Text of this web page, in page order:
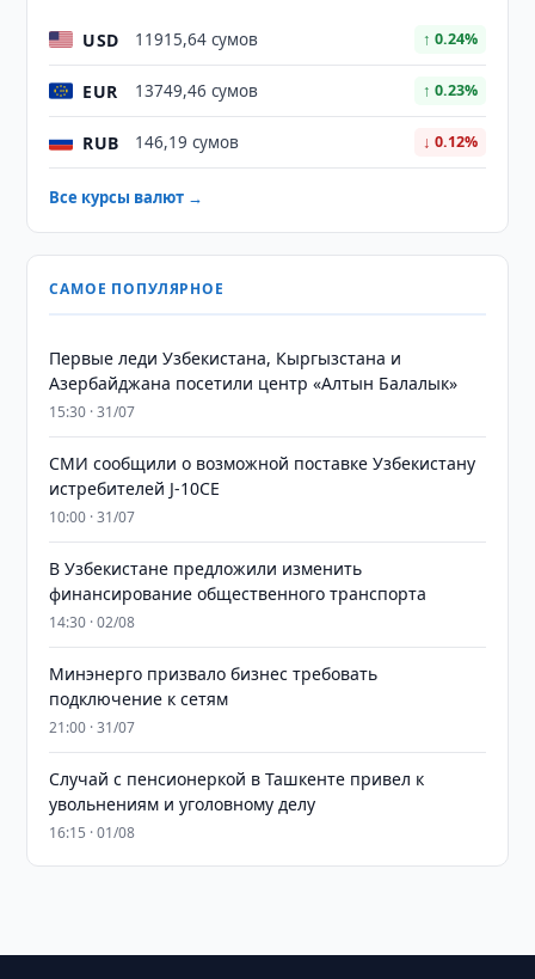
USD 11915,64 сумов ↑ 0.24%
EUR 13749,46 сумов ↑ 0.23%
RUB 146,19 сумов ↓ 0.12%
Все курсы валют →
САМОЕ ПОПУЛЯРНОЕ
Первые леди Узбекистана, Кыргызстана и
Азербайджана посетили центр «Алтын Балалык»
15:30 · 31/07
СМИ сообщили о возможной поставке Узбекистану
истребителей J-10CE
10:00 · 31/07
В Узбекистане предложили изменить
финансирование общественного транспорта
14:30 · 02/08
Минэнерго призвало бизнес требовать
подключение к сетям
21:00 · 31/07
Случай с пенсионеркой в Ташкенте привел к
увольнениям и уголовному делу
16:15 · 01/08